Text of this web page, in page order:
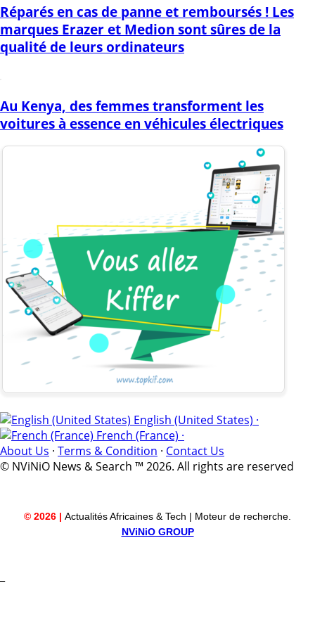
Réparés en cas de panne et remboursés ! Les
marques Erazer et Medion sont sûres de la
qualité de leurs ordinateurs
Au Kenya, des femmes transforment les
voitures à essence en véhicules électriques
English (United States) ·
French (France) ·
About Us · Terms & Condition · Contact Us
© NViNiO News & Search ™ 2026. All rights are reserved
© 2026 | Actualités Africaines & Tech | Moteur de recherche.
NViNiO GROUP